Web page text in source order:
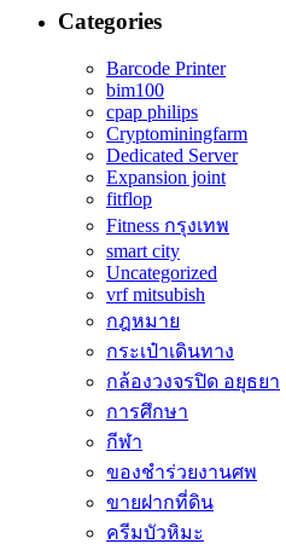
Categories
Barcode Printer
bim100
cpap philips
Cryptominingfarm
Dedicated Server
Expansion joint
fitflop
Fitness กรุงเทพ
smart city
Uncategorized
vrf mitsubish
กฎหมาย
กระเป๋าเดินทาง
กล้องวงจรปิด อยุธยา
การศึกษา
กีฬา
ของชำร่วยงานศพ
ขายฝากที่ดิน
ครีมบัวหิมะ